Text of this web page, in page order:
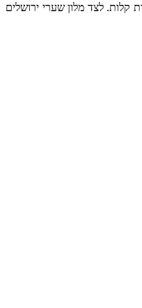
קלות. לצד מלון שערי ירושלים